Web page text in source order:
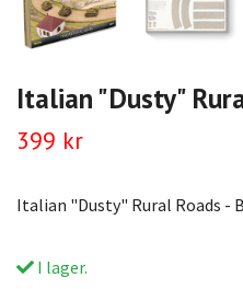
Italian "Dusty"
399 kr
Italian "Dusty" Rural Roads -
I lager.